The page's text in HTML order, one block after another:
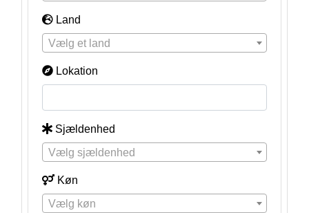
Land
Vælg et land
Lokation
Sjældenhed
Vælg sjældenhed
Køn
Vælg køn